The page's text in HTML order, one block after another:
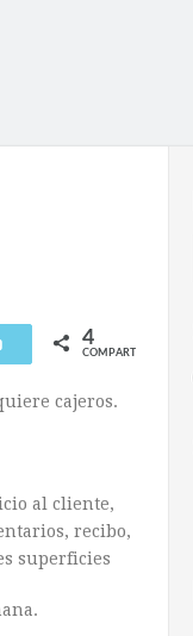
Email 4
COMPARTIR
cajeros.
al cliente,
recibo,
superficies